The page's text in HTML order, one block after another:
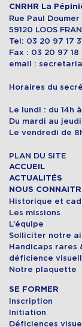
CNRHR La
Rue Paul
59120 LOOS
Tel: 03 20 97 17
Fax : 03 20 97 18
email :
Horaires du
Le lundi : du 14h
Du mardi au
Le vendredi de
PLAN DU SITE
ACCUEIL
ACTUALITÉS
NOUS
Historique et
Les missions
L’équipe
Solliciter notre
Handicaps rares
déficience
Notre plaquette
SE FORMER
Inscription
Initiation
Déficiences